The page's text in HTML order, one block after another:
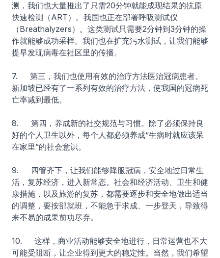
测，我们也大量推出了只需20分钟就能成现结果的抗原
快速检测（ART）。我国也正在部署呼吸测试仪
（Breathalyzers）。这类测试只需要2分钟到3分钟的操
作就能够成功采样。我们也在扩充污水测试，让我们能够
提早发现病毒在社区里的传播。
7. 第三，我们也使用有效的治疗方法医治冠病患者。
新加坡已经有了一系列有效的治疗方法，使我国的冠病死
亡率减到最低。
8. 第四，养成新的社交规范与习惯。除了必须保持良
好的个人卫生以外，每个人都必须养成“生病时就应该呆
在家里”的社会意识。
9. 四管齐下，让我们能够降服冠病，安全地过日常生
活，复苏经济，进入新常态。社会和经济活动、卫生和健
康措施，以及旅游的复苏，都需要逐步和安全地做出适当
的调整，要按部就班，不能急于求成、一步登天，导致得
来不易的成果前功尽弃。
10. 这样，商业活动能够安全地进行，日常运营也不大
可能受阻断，让企业得到更大的稳定性。当然，我们希望